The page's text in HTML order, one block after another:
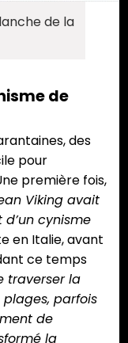
de la
de
des
pour
première fois,
Viking avait
cynisme
en Italie, avant
ce temps
traverser la
parfois
de
la